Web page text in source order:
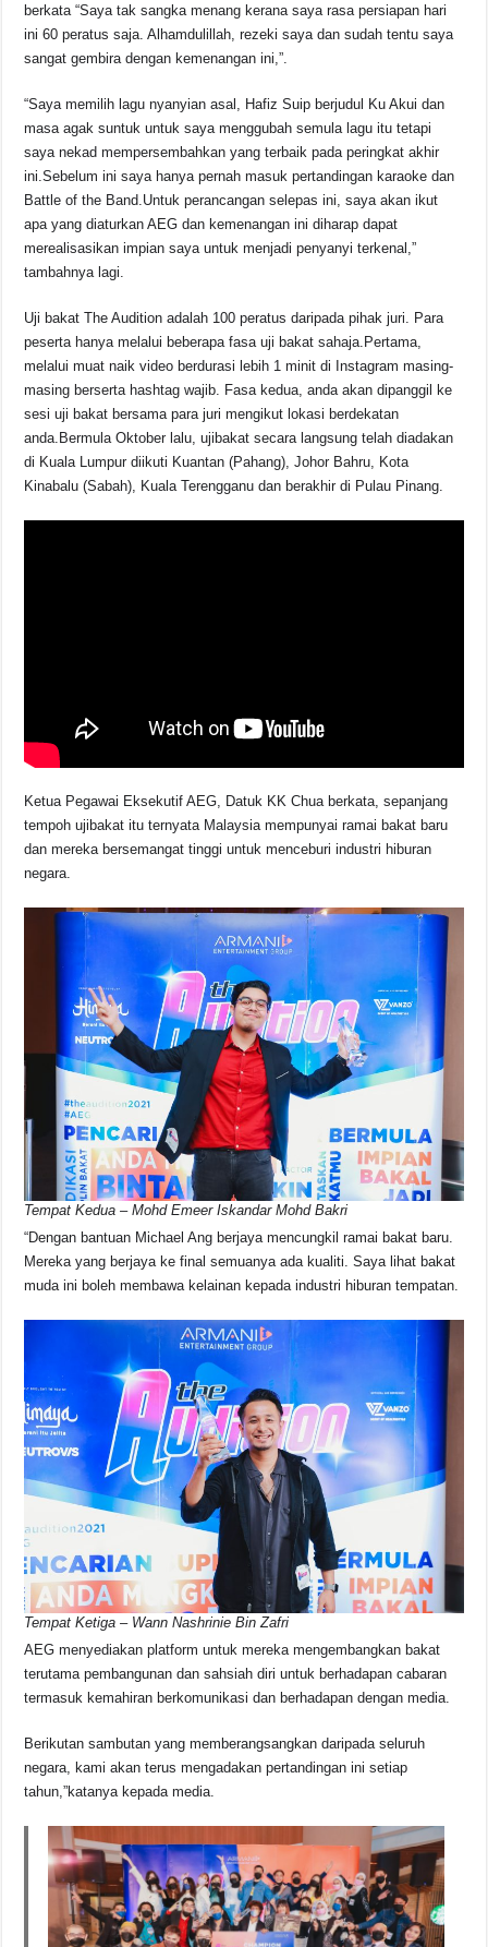
berkata “Saya tak sangka menang kerana saya rasa persiapan hari
ini 60 peratus saja. Alhamdulillah, rezeki saya dan sudah tentu saya
sangat gembira dengan kemenangan ini,”.
“Saya memilih lagu nyanyian asal, Hafiz Suip berjudul Ku Akui dan
masa agak suntuk untuk saya menggubah semula lagu itu tetapi
saya nekad mempersembahkan yang terbaik pada peringkat akhir
ini.Sebelum ini saya hanya pernah masuk pertandingan karaoke dan
Battle of the Band.Untuk perancangan selepas ini, saya akan ikut
apa yang diaturkan AEG dan kemenangan ini diharap dapat
merealisasikan impian saya untuk menjadi penyanyi terkenal,”
tambahnya lagi.
Uji bakat The Audition adalah 100 peratus daripada pihak juri. Para
peserta hanya melalui beberapa fasa uji bakat sahaja.Pertama,
melalui muat naik video berdurasi lebih 1 minit di Instagram masing-
masing berserta hashtag wajib. Fasa kedua, anda akan dipanggil ke
sesi uji bakat bersama para juri mengikut lokasi berdekatan
anda.Bermula Oktober lalu, ujibakat secara langsung telah diadakan
di Kuala Lumpur diikuti Kuantan (Pahang), Johor Bahru, Kota
Kinabalu (Sabah), Kuala Terengganu dan berakhir di Pulau Pinang.
Ketua Pegawai Eksekutif AEG, Datuk KK Chua berkata, sepanjang
tempoh ujibakat itu ternyata Malaysia mempunyai ramai bakat baru
dan mereka bersemangat tinggi untuk menceburi industri hiburan
negara.
Tempat Kedua – Mohd Emeer Iskandar Mohd Bakri
“Dengan bantuan Michael Ang berjaya mencungkil ramai bakat baru.
Mereka yang berjaya ke final semuanya ada kualiti. Saya lihat bakat
muda ini boleh membawa kelainan kepada industri hiburan tempatan.
Tempat Ketiga – Wann Nashrinie Bin Zafri
AEG menyediakan platform untuk mereka mengembangkan bakat
terutama pembangunan dan sahsiah diri untuk berhadapan cabaran
termasuk kemahiran berkomunikasi dan berhadapan dengan media.
Berikutan sambutan yang memberangsangkan daripada seluruh
negara, kami akan terus mengadakan pertandingan ini setiap
tahun,”katanya kepada media.